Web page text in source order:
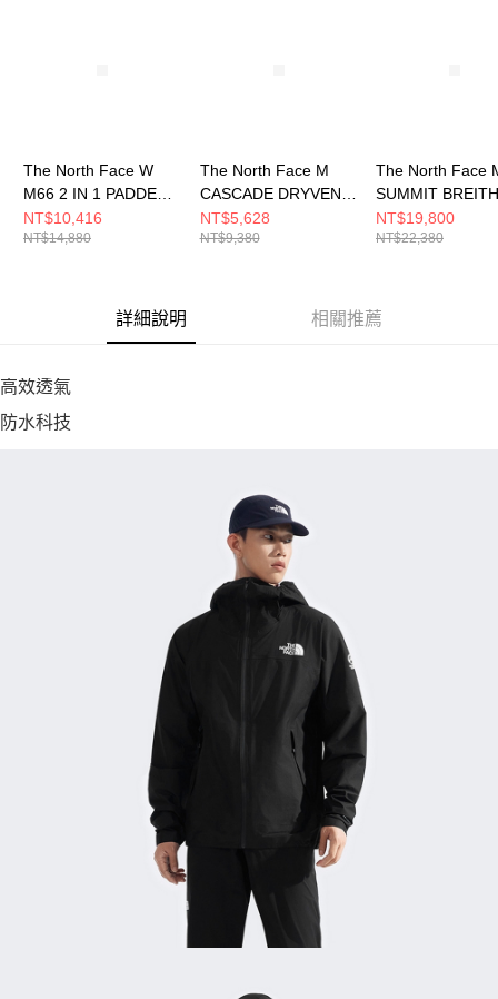
The North Face W
M66 2 IN 1 PADDED
JACKET - AP 女 防水
外套 NF0A8DX9D77
NT$10,416
NT$14,880
The North Face M
CASCADE DRYVENT
JACKET - AP 男 防水
外套 NF0A8BWF21L
NT$5,628
NT$9,380
The North Face
SUMMIT
HOODIE - AP 男
外套
NT$19,800
NT$22,380
詳細說明 相關推薦
高效透氣
防水科技